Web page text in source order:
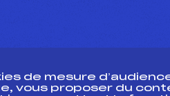
de mesure
vous proposer du